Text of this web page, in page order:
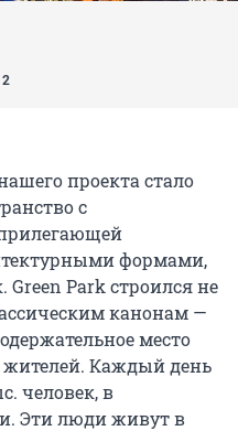
2
проекта стало
с
формами,
Green Park строился не
канонам —
место
Каждый день
человек, в
Эти люди живут в